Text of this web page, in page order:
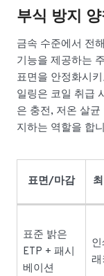
부식 방지
금속 수준에서 전
기능을 제공하는
표면을 안정화시
일링은 코일 취급
은 충전, 저온 살
지하는 역할을 합
표면/마감
표준 밝은
ETP + 패시
베이션
래